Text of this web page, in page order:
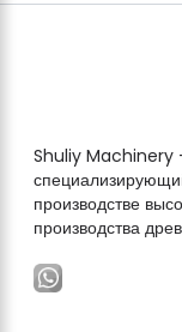
Shuliy Machinery
производстве
производства